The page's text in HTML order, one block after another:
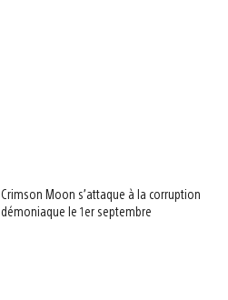
Crimson Moon s’attaque à la corruption
démoniaque le 1er septembre